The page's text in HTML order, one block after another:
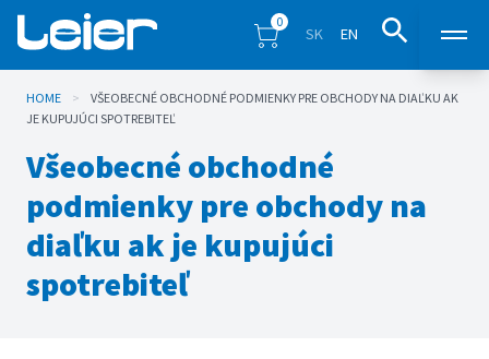
0
SK EN
Products
Sales points
Inspiration
HOME >
VŠEOBECNÉ OBCHODNÉ PODMIENKY PRE OBCHODY NA DIAĽKU AK
JE KUPUJÚCI SPOTREBITEĽ
Všeobecné obchodné
podmienky pre obchody na
diaľku ak je kupujúci
spotrebiteľ